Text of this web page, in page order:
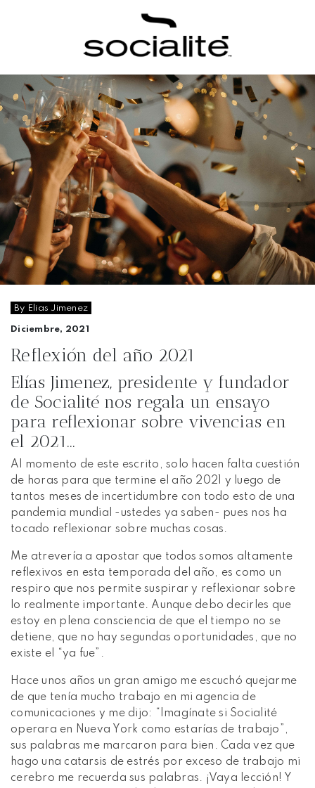
By Elias Jimenez
Diciembre, 2021
Reflexión del año 2021
Elías Jimenez, presidente y fundador
de Socialité nos regala un ensayo
para reflexionar sobre vivencias en
el 2021...
Al momento de este escrito, solo hacen falta cuestión
de horas para que termine el año 2021 y luego de
tantos meses de incertidumbre con todo esto de una
pandemia mundial -ustedes ya saben- pues nos ha
tocado reflexionar sobre muchas cosas.
Me atrevería a apostar que todos somos altamente
reflexivos en esta temporada del año, es como un
respiro que nos permite suspirar y reflexionar sobre
lo realmente importante. Aunque debo decirles que
estoy en plena consciencia de que el tiempo no se
detiene, que no hay segundas oportunidades, que no
existe el “ya fue”.
Hace unos años un gran amigo me escuchó quejarme
de que tenía mucho trabajo en mi agencia de
comunicaciones y me dijo: “Imagínate si Socialité
operara en Nueva York como estarías de trabajo”,
sus palabras me marcaron para bien. Cada vez que
hago una catarsis de estrés por exceso de trabajo mi
cerebro me recuerda sus palabras. ¡Vaya lección! Y